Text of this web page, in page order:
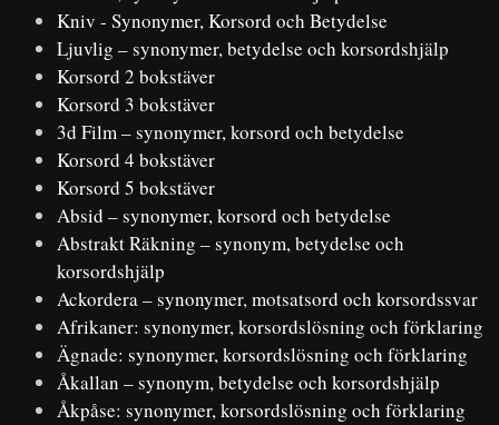
Kniv - Synonymer, Korsord och Betydelse
Ljuvlig – synonymer, betydelse och korsordshjälp
Korsord 2 bokstäver
Korsord 3 bokstäver
3d Film – synonymer, korsord och betydelse
Korsord 4 bokstäver
Korsord 5 bokstäver
Absid – synonymer, korsord och betydelse
Abstrakt Räkning – synonym, betydelse och
korsordshjälp
Ackordera – synonymer, motsatsord och korsordssvar
Afrikaner: synonymer, korsordslösning och förklaring
Ägnade: synonymer, korsordslösning och förklaring
Åkallan – synonym, betydelse och korsordshjälp
Åkpåse: synonymer, korsordslösning och förklaring